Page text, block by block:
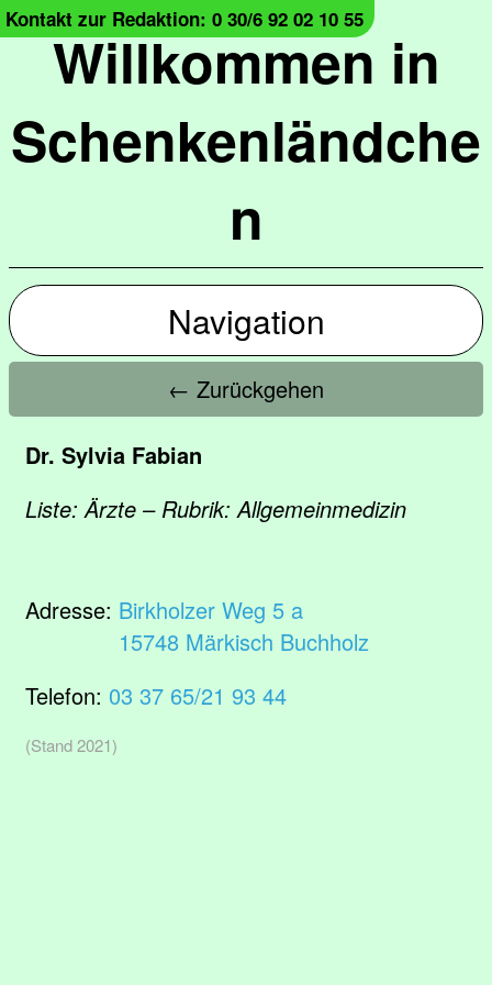
Willkommen in
Schenkenländche
n
Kontakt zur Redaktion: 0 30/6 92 02 10 55
Navigation
← Zurückgehen
Dr. Sylvia Fabian
Liste: Ärzte – Rubrik: Allgemeinmedizin
Adresse: Birkholzer Weg 5 a
15748 Märkisch Buchholz
Telefon: 03 37 65/21 93 44
(Stand 2021)